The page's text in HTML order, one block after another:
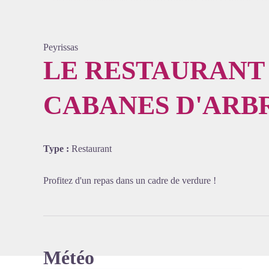
Voir
Peyrissas
LE RESTAURANT
CABANES
Type : Restaurant
Profitez d'un repas dans un cadre de verdure !
Météo